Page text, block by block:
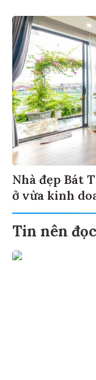
Nhà đẹp Bát
ở vừa kinh
Tin nên đọc